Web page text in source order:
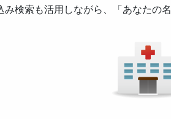
み検索も活用しながら、「あなたの